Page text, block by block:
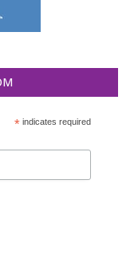
*indicates required